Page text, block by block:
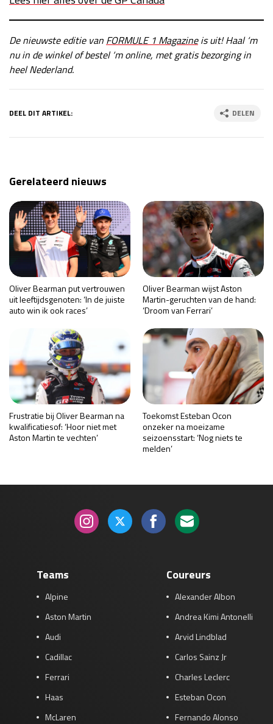
De nieuwste editie van FORMULE 1 Magazineis uit! Haal ‘m
nu in de winkel of bestel ‘m online, met gratis bezorging in
heel Nederland.
DEEL DIT ARTIKEL: DELEN
Gerelateerd nieuws
Oliver Bearman put vertrouwen
uit leeftijdsgenoten: ‘In de juiste
auto win ik ook races’
Oliver Bearman wijst Aston
Martin-geruchten van de hand:
‘Droom van Ferrari’
Frustratie bij Oliver Bearman na
kwalificatiesof: ‘Hoor niet met
Aston Martin te vechten’
Toekomst Esteban Ocon
onzeker na moeizame
seizoensstart: ‘Nog niets te
melden’
Teams
Alpine
Aston Martin
Audi
Cadillac
Ferrari
Haas
McLaren
Coureurs
Alexander Albon
Andrea Kimi Antonelli
Arvid Lindblad
Carlos Sainz Jr
Charles Leclerc
Esteban Ocon
Fernando Alonso